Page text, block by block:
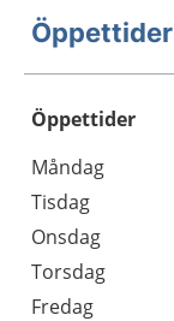
Öppettider
Öppettider
Dag
Öppettider
Kommentarer
Måndag
Tisdag
Onsdag
Torsdag
Fredag